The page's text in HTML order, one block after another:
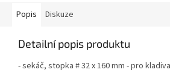
Popis Diskuze
Detailní popis produktu
- sekáč, stopka # 32 x 160 mm - pro